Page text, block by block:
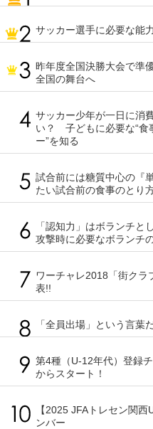
サッカー選手に必要な能
昨年度全国決勝大会で準
全国の舞台へ
サッカー少年が一日に消
い？ 子どもに必要な“食
ー”を知る
試合前には糖質中心の『
たい試合前の食事のとり
「認知力」はボランチと
攻撃時に必要なボランチ
ワーチャレ2018「街クラ
表!!
「全員出場」という言
第4種（U-12年代）登録
からスタート！
【2025 JFAトレセン関
ンバー